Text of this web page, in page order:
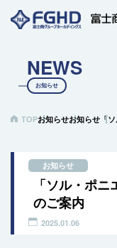
NEWS
お知らせ
TOPお知らせお知らせ 「
お知らせ
「ソル・ポ
のご案内
2025.01.06